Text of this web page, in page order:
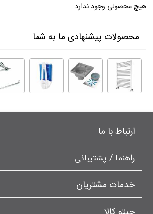
هیچ محصولی وجود ندارد
محصولات پیشنهادی ما به شما
ارتباط با ما
راهنما / پشتیبانی
خدمات مشتریان